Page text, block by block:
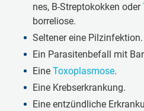
nes, B-Strep­to­kok­ken oder
bor­re­li­o­se.
Sel­te­ner ei­ne Pilz­in­fek­ti­on.
Ein Pa­ra­si­ten­be­fall mit
Ei­ne To­xo­plas­mo­se.
Ei­ne Krebs­er­kran­kung.
Ei­ne ent­zünd­li­che